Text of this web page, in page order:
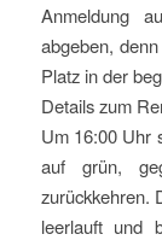
Anmeldung
abgeben,
Platz in der
Details zum
Um 16:00 Uhr
auf grün,
zurückkehren.
leerlauft und